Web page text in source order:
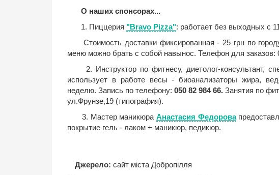
О наших спонсорах...
1. Пиццерия "Bravo Pizza": работает без выходных с
Стоимость доставки фиксированная - 25 грн по
меню можно брать с собой навынос. Телефон для заказов:
2. Инструктор по фитнесу, диетолог-консультант,
использует в работе весы - биоанализаторы жира,
неделю. Запись по телефону: 050 82 984 66. Занятия по
ул.Фрунзе,19 (типография).
3. Мастер маникюра Анастасия Федорова
покрытие гель - лаком + маникюр, педикюр.
Джерело: сайт міста Добропілля